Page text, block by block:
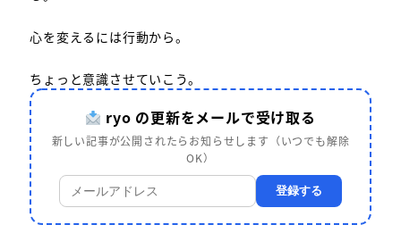
心を変えるには行動から。
ちょっと意識させていこう。
ryo の更新をメールで受け取る
新しい記事が公開されたらお知らせします（いつでも解除
OK）
登録する